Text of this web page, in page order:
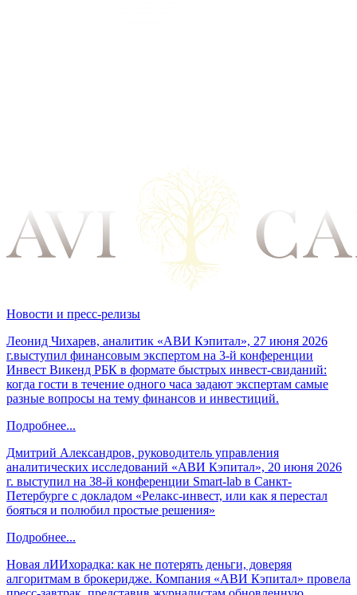
Новости и пресс-релизы
Леонид Чихарев, аналитик «АВИ Кэпитал», 27 июня 2026
г.выступил финансовым экспертом на 3-й конференции
Инвест Викенд РБК в формате быстрых инвест-свиданий:
когда гости в течение одного часа задают экспертам самые
разные вопросы на тему финансов и инвестиций.
Подробнее...
Дмитрий Александров, руководитель управления
аналитических исследований «АВИ Кэпитал», 20 июня 2026
г. выступил на 38-й конференции Smart-lab в Санкт-
Петербурге с докладом «Релакс-инвест, или как я перестал
бояться и полюбил простые решения»
Подробнее...
Новая лИИхорадка: как не потерять деньги, доверяя
алгоритмам в брокеридже. Компания «АВИ Кэпитал» провела